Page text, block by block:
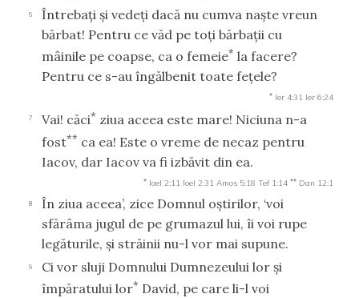
6
Întrebaţi şi vedeţi dacă nu cumva naşte vreun
bărbat! Pentru ce văd pe toţi bărbaţii cu
mâinile pe coapse, ca o femeie* la facere?
Pentru ce s-au îngălbenit toate feţele?
* Ier 4:31 Ier 6:24
7 Vai! căci* ziua aceea este mare! Niciuna n-a
fost** ca ea! Este o vreme de necaz pentru
Iacov, dar Iacov va fi izbăvit din ea.
* Ioel 2:11 Ioel 2:31 Amos 5:18 Tef 1:14 ** Dan 12:1
8
În ziua aceea’, zice Domnul oştirilor, ‘voi
sfărâma jugul de pe grumazul lui, îi voi rupe
legăturile, şi străinii nu-l vor mai supune.
9
Ci vor sluji Domnului Dumnezeului lor şi
împăratului lor* David, pe care li-l voi